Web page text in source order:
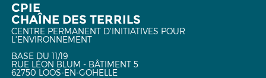
CPIE
CHAÎNE DES TERRILS
CENTRE PERMANENT D'INITIATIVES POUR
L'ENVIRONNEMENT
BASE DU 11/19
RUE LÉON BLUM - BÂTIMENT 5
62750 LOOS-EN-GOHELLE